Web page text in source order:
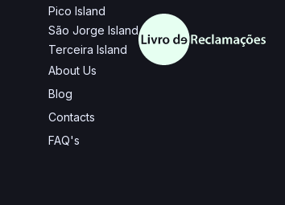
Pico Island
São Jorge Island
Terceira Island
About Us
Blog
Contacts
FAQ's